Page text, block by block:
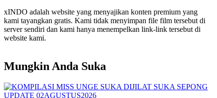
xINDO adalah website yang menyajikan konten premium yang
kami tayangkan gratis. Kami tidak menyimpan file film tersebut di
server sendiri dan kami hanya menempelkan link-link tersebut di
website kami.
Mungkin Anda Suka